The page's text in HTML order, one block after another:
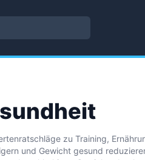
zu Training,
und Gewicht gesund